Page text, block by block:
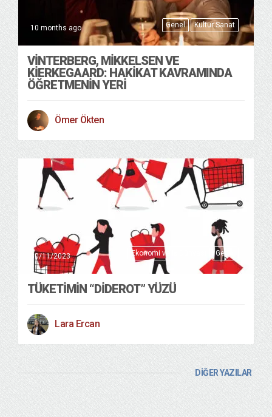
Genel Kültür Sanat
10 months ago
VINTERBERG, MIKKELSEN VE
KIERKEGAARD: HAKIKAT KAVRAMINDA
ÖĞRETMENIN YERI
Ömer Ökten
Ekonomi ve Iş Dünyası Genel
30/11/2023
TÜKETİMİN “DİDEROT” YÜZÜ
Lara Ercan
DİĞER YAZILAR